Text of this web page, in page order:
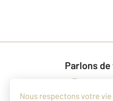
Parlons